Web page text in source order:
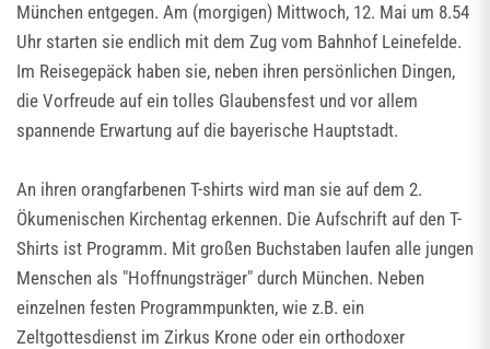
München entgegen. Am (morgigen) Mittwoch, 12. Mai um 8.54
Uhr starten sie endlich mit dem Zug vom Bahnhof Leinefelde.
Im Reisegepäck haben sie, neben ihren persönlichen Dingen,
die Vorfreude auf ein tolles Glaubensfest und vor allem
spannende Erwartung auf die bayerische Hauptstadt.
An ihren orangfarbenen T-shirts wird man sie auf dem 2.
Ökumenischen Kirchentag erkennen. Die Aufschrift auf den T-
Shirts ist Programm. Mit großen Buchstaben laufen alle jungen
Menschen als "Hoffnungsträger" durch München. Neben
einzelnen festen Programmpunkten, wie z.B. ein
Zeltgottesdienst im Zirkus Krone oder ein orthodoxer